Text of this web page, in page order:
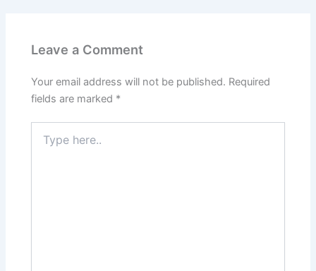
Leave a Comment
Your email address will not be published. Required
fields are marked *
here..